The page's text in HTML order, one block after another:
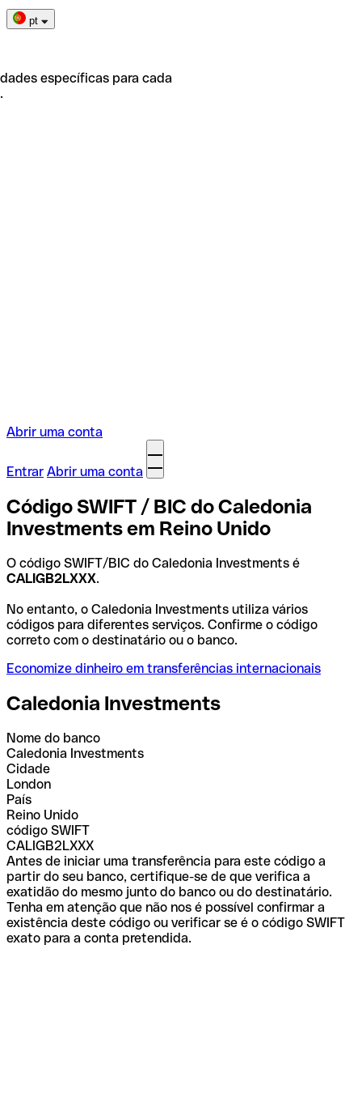
pt
específicas para cada
Abrir uma conta
Entrar Abrir uma conta
Código SWIFT / BIC do Caledonia
Investments em Reino Unido
O código SWIFT/BIC do Caledonia Investments é
CALIGB2LXXX.
No entanto, o Caledonia Investments utiliza vários
códigos para diferentes serviços. Confirme o código
correto com o destinatário ou o banco.
Economize dinheiro em transferências internacionais
Caledonia Investments
Nome do banco
Caledonia Investments
Cidade
London
País
Reino Unido
código SWIFT
CALIGB2LXXX
Antes de iniciar uma transferência para este código a
partir do seu banco, certifique-se de que verifica a
exatidão do mesmo junto do banco ou do destinatário.
Tenha em atenção que não nos é possível confirmar a
existência deste código ou verificar se é o código SWIFT
exato para a conta pretendida.